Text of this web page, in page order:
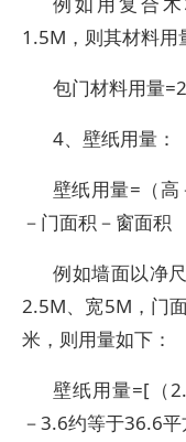
1.5M，则其材料用
包门材料用量
4、壁纸用量：
壁纸用量=（
－门面积－窗面积
例如墙面以净
2.5M、宽5M，门
米，则用量如下：
壁纸用量=[（
－3.6约等于36.6平